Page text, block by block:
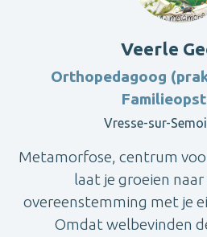
Veerle
Orthopedagoog
Vresse-sur-
Metamorfose, centrum
laat je groeien naar
overeenstemming met je
Omdat welbevinden